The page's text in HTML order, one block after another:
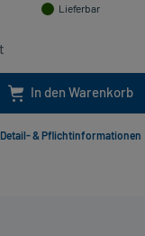
Lieferbar
In den Warenkorb
Detail- & Pflichtinformationen